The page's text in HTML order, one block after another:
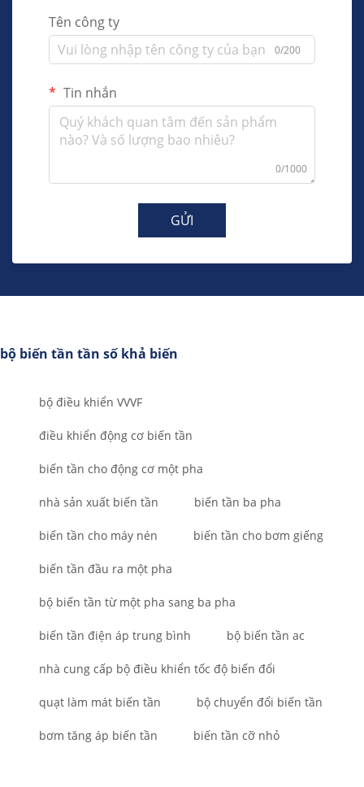
Tên công ty
0/200
Tin nhắn
0/1000
GỬI
bộ biến tần tần số khả biến
bộ điều khiển VVVF
điều khiển động cơ biến tần
biến tần cho động cơ một pha
nhà sản xuất biến tần biến tần ba pha
biến tần cho máy nén biến tần cho bơm giếng
biến tần đầu ra một pha
bộ biến tần từ một pha sang ba pha
biến tần điện áp trung bình bộ biến tần ac
nhà cung cấp bộ điều khiển tốc độ biến đổi
quạt làm mát biến tần bộ chuyển đổi biến tần
bơm tăng áp biến tần biến tần cỡ nhỏ